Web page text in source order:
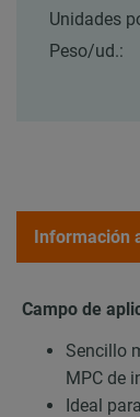
Unidades
Peso/ud.:
Información
Campo de
Sencillo
MPC de
Ideal